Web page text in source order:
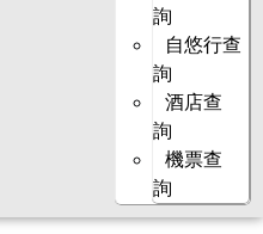
詢
自悠行查
詢
酒店查
詢
機票查
詢